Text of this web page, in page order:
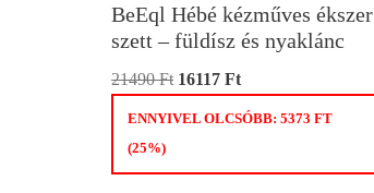
BeEql Hébé kézműves ékszer
szett – füldísz és nyaklánc
21490Ft 16117 Ft
ENNYIVEL OLCSÓBB: 5373 FT
(25%)